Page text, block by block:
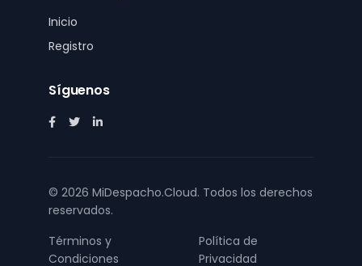
Inicio
Registro
Síguenos
Facebook
TwitterLinkedIn
© 2026 MiDespacho.Cloud. Todos los derechos
reservados.
Términos y
Condiciones
Política de
Privacidad